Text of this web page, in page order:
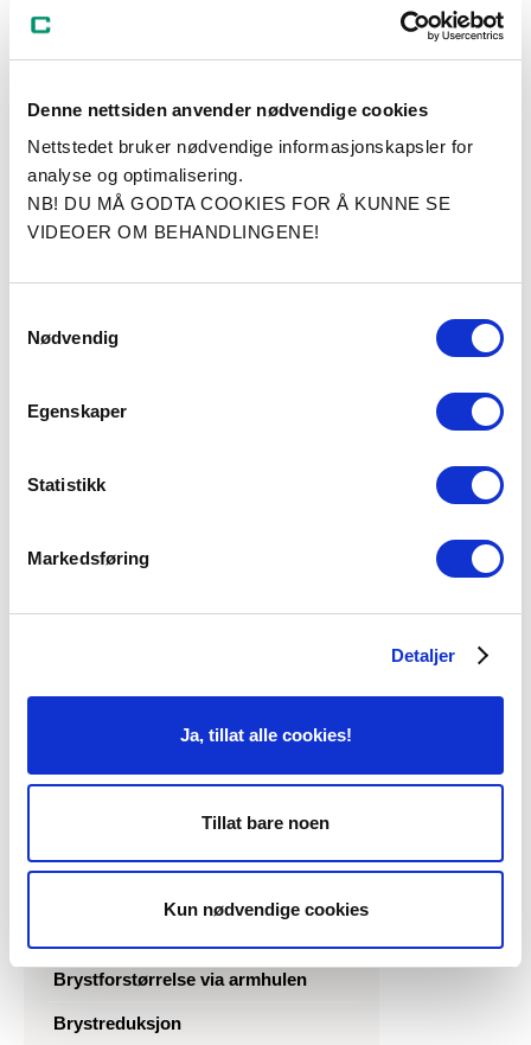
Denne nettsiden anvender nødvendige cookies
Nettstedet bruker nødvendige informasjonskapsler for
analyse og optimalisering.
NB! DU MÅ GODTA COOKIES FOR Å KUNNE SE
VIDEOER OM BEHANDLINGENE!
Nødvendig
Egenskaper
Statistikk
Markedsføring
Detaljer
Ja, tillat alle cookies!
Tillat bare noen
Kun nødvendige cookies
Les hva pasienter som har tatt fettsuging ved Cosmo
Les mer om halsløft her
Les erfaring halsløft …
Ansiktsløft (facelift)
Øyelokkoperasjon: Tunge øyelokk
Poser under øynene (nedre
Brystforstørrelse via armhulen
Brystreduksjon